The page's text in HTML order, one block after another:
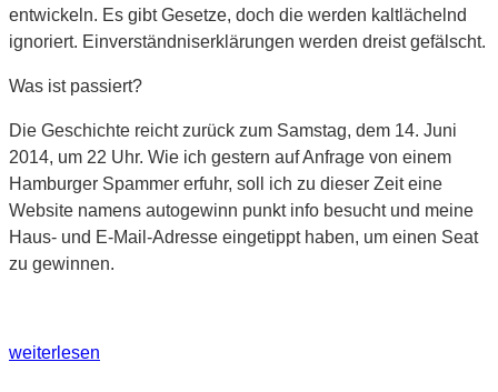
entwickeln. Es gibt Gesetze, doch die werden kaltlächelnd
ignoriert. Einverständniserklärungen werden dreist gefälscht.
Was ist passiert?
Die Geschichte reicht zurück zum Samstag, dem 14. Juni
2014, um 22 Uhr. Wie ich gestern auf Anfrage von einem
Hamburger Spammer erfuhr, soll ich zu dieser Zeit eine
Website namens autogewinn punkt info besucht und meine
Haus- und E-Mail-Adresse eingetippt haben, um einen Seat
zu gewinnen.
„Marken-
weiterlesen